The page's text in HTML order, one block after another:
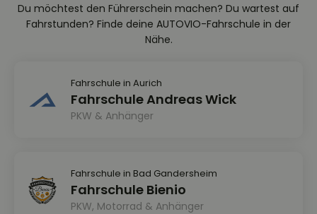
Du möchtest den Führerschein machen? Du wartest auf
Fahrstunden? Finde deine AUTOVIO-Fahrschule in der
Nähe.
Fahrschule in Aurich
Fahrschule Andreas Wick
PKW & Anhänger
Fahrschule in Bad Gandersheim
Fahrschule Bienio
PKW, Motorrad & Anhänger